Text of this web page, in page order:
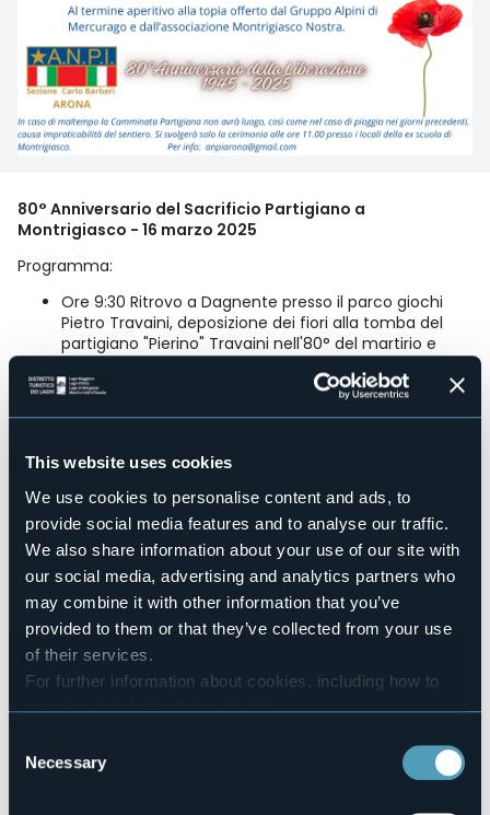
This website uses cookies
We use cookies to personalise content and ads, to
provide social media features and to analyse our traffic.
We also share information about your use of our site with
our social media, advertising and analytics partners who
may combine it with other information that you’ve
provided to them or that they’ve collected from your use
of their services.
For further information about cookies, including how to
manage and delete themclick here.
Selection
Necessary
80° Anniversario del Sacrificio Partigiano a
Montrigiasco - 16 marzo 2025
Programma:
Ore 9:30 Ritrovo a Dagnente presso il parco giochi
Pietro Travaini, deposizione dei fiori alla tomba del
partigiano "Pierino" Travaini nell'80° del martirio e
Camminiamo con Rolando Bariselli, Martino Barni,
Gabriele Biava, Mario Bonicalza, Gianni Gioria, Pierino
attraverso il sentiero percorso il 16 marzo 1945 dai 9
partigiani trucidati dai nazifascisti.
Ore 11:00 Cerimonia pubblica alla presenza di
istituzioni, associazioni e cittadini. Al termine aperitivo
alla topia offerto da Gruppo Alpini di Mercurago e
dall'Associazione Montrigiasco Nostra.
In caso di maltempo la Camminata Partigiana non avrà
luogo, così come nel caso di pioggia nei giorni precedenti,
causa impraticabilità del sentiero. Si Svolgerà solo la
cerimonia alle ore 11:00 presso i locali dell'ex scuola di
Montrigiasco.
A.N.P.I. sezione Carlo Barberi di Arona